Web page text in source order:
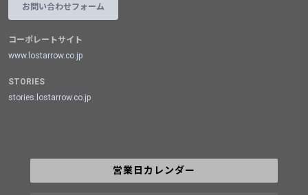
お問い合わせフォーム
コーポレートサイト
www.lostarrow.co.jp
STORIES
stories.lostarrow.co.jp
営業日カレンダー